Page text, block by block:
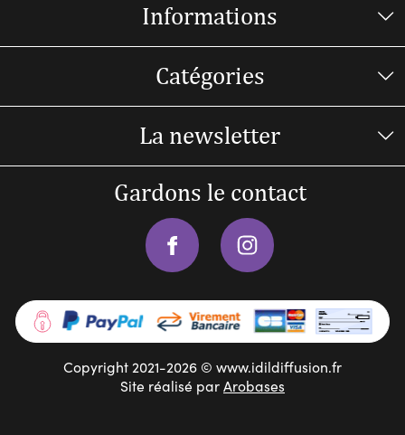
Informations
Catégories
La newsletter
Gardons le contact
Copyright 2021-2026 © www.idildiffusion.fr
Site réalisé parArobases